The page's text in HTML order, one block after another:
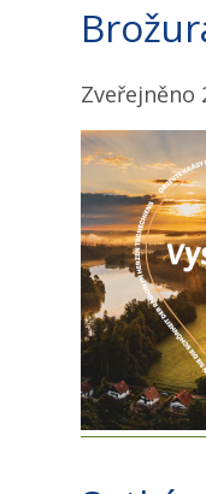
Zveřejněno